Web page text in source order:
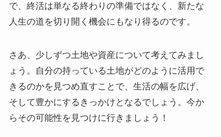
で、終活は単なる終わりの準備ではなく、新たな
人生の道を切り開く機会にもなり得るのです。
さあ、少しずつ土地や資産について考えてみまし
ょう。自分の持っている土地がどのように活用で
きるのかを見つめ直すことで、生活の幅を広げ、
そして豊かにするきっかけとなるでしょう。今か
らその可能性を見つけに行きましょう！